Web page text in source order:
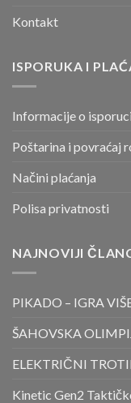
Kontakt
ISPORUKA I
Informacije o isporuci
Poštarina i povraćaj
Načini plaćanja
Polisa privatnosti
NAJNOVIJI
PIKADO – IGRA
ŠAHOVSKA
ELEKTRIČNI
Kinetic Gen2